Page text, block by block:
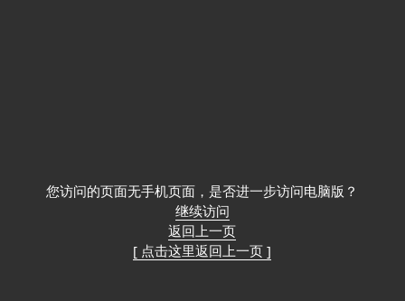
您访问的页面无手机页面，是否进一步访问电脑版？
继续访问
返回上一页
[ 点击这里返回上一页 ]